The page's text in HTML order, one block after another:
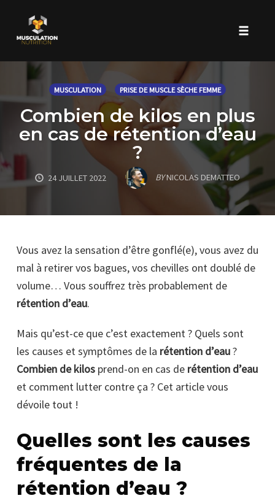
content
MUSCULATION PRISE DE MUSCLE SÈCHE FEMME
Combien de kilos en plus
en cas de rétention d’eau
?
24 JUILLET 2022 BYNICOLAS DEMATTEO
Vous avez la sensation d’être gonflé(e), vous avez du
mal à retirer vos bagues, vos chevilles ont doublé de
volume… Vous souffrez très probablement de
rétention d’eau.
Mais qu’est-ce que c’est exactement ? Quels sont
les causes et symptômes de la rétention d’eau?
Combien de kilos prend-on en cas de rétention d’eau
et comment lutter contre ça ? Cet article vous
dévoile tout !
Quelles sont les causes
fréquentes de la
rétention d’eau ?